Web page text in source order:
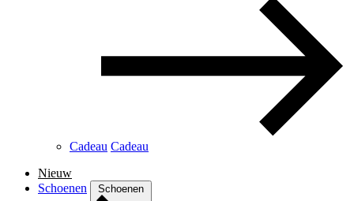
Cadeau Cadeau
Nieuw
Schoenen
Schoenen